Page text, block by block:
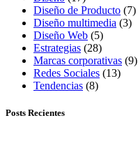
Diseño de Producto (7)
Diseño multimedia (3)
Diseño Web (5)
Estrategias (28)
Marcas corporativas (9)
Redes Sociales (13)
Tendencias (8)
Posts Recientes